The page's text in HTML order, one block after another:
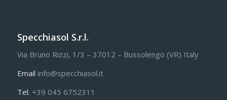
Specchiasol S.r.l.
Via Bruno Rizzi, 1/3 – 37012 – Bussolengo (VR) Italy
Email info@specchiasol.it
Tel. +39 045 6752311